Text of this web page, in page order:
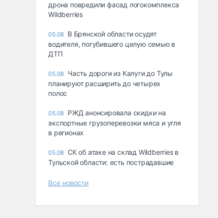
дрона повредили фасад логокомплекса
Wildberries
05.08 В Брянской области осудят
водителя, погубившего целую семью в
ДТП
05.08 Часть дороги из Калуги до Тулы
планируют расширить до четырех
полос
05.08 РЖД анонсировала скидки на
экспортные грузоперевозки мяса и угля
в регионах
05.08 СК об атаке на склад Wildberries в
Тульской области: есть пострадавшие
Все новости